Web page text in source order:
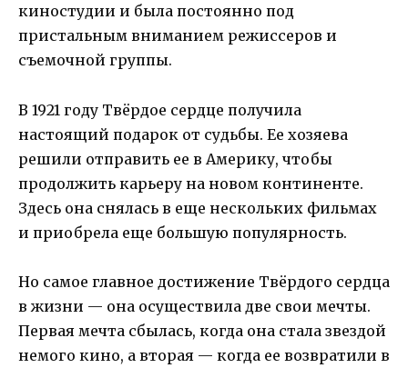
киностудии и была постоянно под
пристальным вниманием режиссеров и
съемочной группы.
В 1921 году Твёрдое сердце получила
настоящий подарок от судьбы. Ее хозяева
решили отправить ее в Америку, чтобы
продолжить карьеру на новом континенте.
Здесь она снялась в еще нескольких фильмах
и приобрела еще большую популярность.
Но самое главное достижение Твёрдого сердца
в жизни — она осуществила две свои мечты.
Первая мечта сбылась, когда она стала звездой
немого кино, а вторая — когда ее возвратили в